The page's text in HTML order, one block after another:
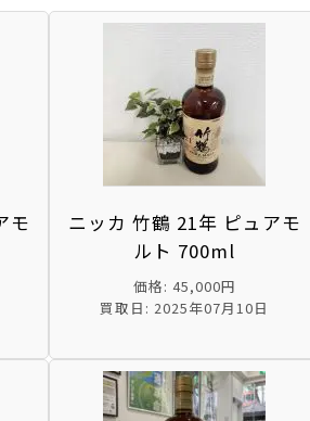
モ
ニッカ 竹鶴 21年 ピュアモ
ルト 700ml
価格: 45,000円
買取日: 2025年07月10日